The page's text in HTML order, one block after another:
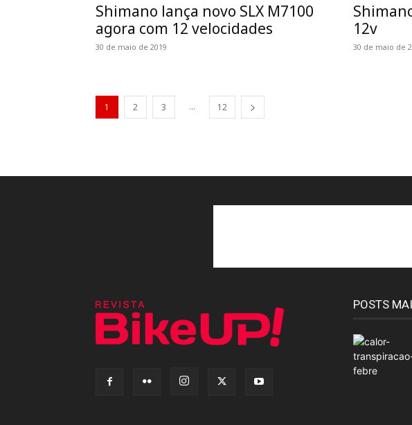
Shimano lança novo SLX M7100
agora com 12 velocidades
30 de maio de 2019
12v
30 de maio de
1 2 3 ... 12
POSTS